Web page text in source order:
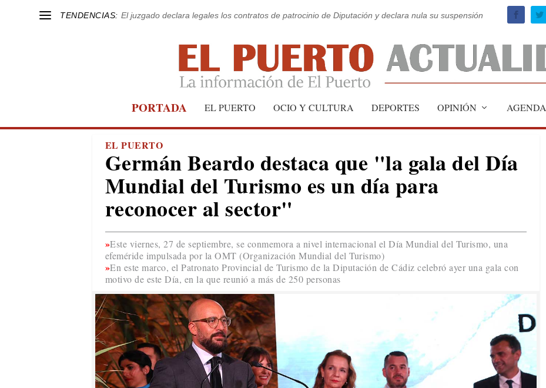
TENDENCIAS: El juzgado declara legales los contratos de patrocinio de Diputación y declara nula su suspensión
PORTADA EL PUERTO OCIO Y CULTURA DEPORTES OPINIÓN AGENDA
EL PUERTO
Germán Beardo destaca que "la gala del Día
Mundial del Turismo es un día para
reconocer al sector"
Este viernes, 27 de septiembre, se conmemora a nivel internacional el Día Mundial del Turismo, una
efeméride impulsada por la OMT (Organización Mundial del Turismo)
En este marco, el Patronato Provincial de Turismo de la Diputación de Cádiz celebró ayer una gala con
motivo de este Día, en la que reunió a más de 250 personas